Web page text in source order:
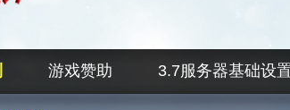
游戏赞助 3.7服务器基础设